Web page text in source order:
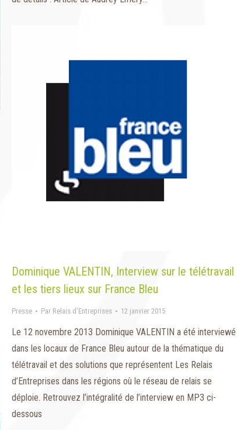
Dominique VALENTIN, Interview sur le télétravail
et les tiers lieux sur France Bleu
Presse Par Relais d'Entreprises 12 janvier 2015
Le 12 novembre 2013 Dominique VALENTIN a été interviewé
dans les locaux de France Bleu autour de la thématique du
télétravail et des solutions que représentent Les Relais
d’Entreprises dans les régions où le réseau de relais se
déploie. Retrouvez l’intégralité de l’interview en MP3 ci-
dessous